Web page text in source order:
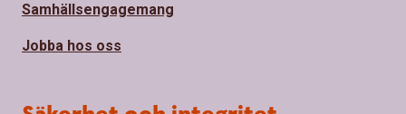
Samhällsengagemang
Jobba hos oss